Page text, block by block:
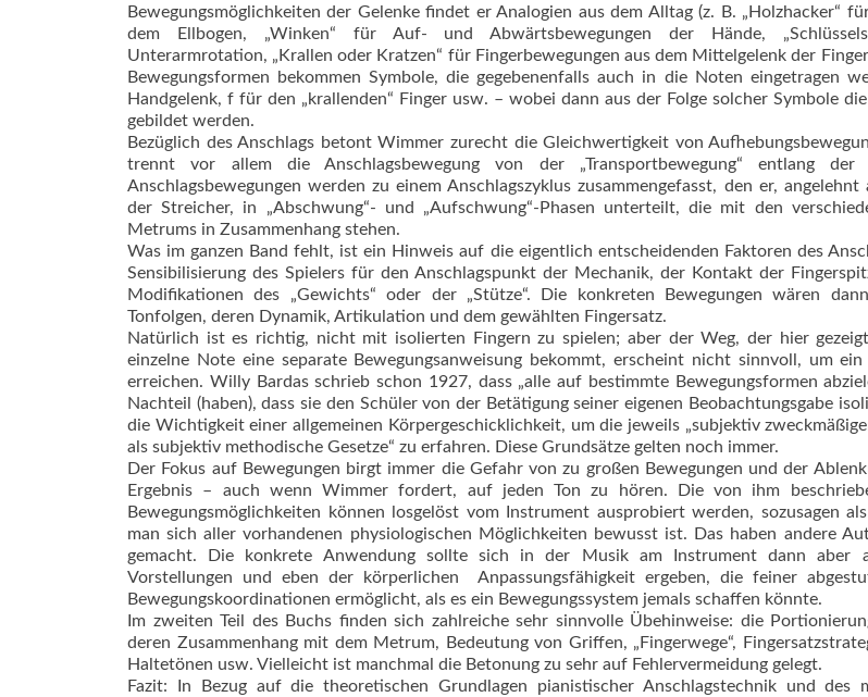
Bewegungsmöglichkeiten der Gelenke findet er Analogien aus dem Alltag (z. B. „Holzhacker“
dem Ellbogen, „Winken“ für Auf- und Abwärtsbewegungen der Hände,
Unterarmrotation, „Krallen oder Kratzen“ für Fingerbewegungen aus dem Mittelgelenk der
Bewegungsformen bekommen Symbole, die gegebenenfalls auch in die Noten eingetragen
Handgelenk, f für den „krallenden“ Finger usw. – wobei dann aus der Folge solcher Symbole
gebildet werden.
Bezüglich des Anschlags betont Wimmer zurecht die Gleichwertigkeit von
trennt vor allem die Anschlagsbewegung von der „Transportbewegung“ entlang der
Anschlagsbewegungen werden zu einem Anschlags­zyklus zusammengefasst, den er,
der Streicher, in „Abschwung“- und „Aufschwung“-Phasen unterteilt, die mit den
Metrums in Zusammenhang stehen.
Was im ganzen Band fehlt, ist ein Hinweis auf die eigentlich entscheidenden Faktoren des
Sensibilisierung des Spielers für den Anschlagspunkt der Mechanik, der Kontakt der
Modifikationen des „Gewichts“ oder der „Stütze“. Die konkreten Bewegungen wären
Tonfolgen, deren Dynamik, Artikulation und dem gewählten Fingersatz.
Natürlich ist es richtig, nicht mit isolierten Fingern zu spielen; aber der Weg, der hier
einzelne Note eine separate Bewegungsanweisung bekommt, erscheint nicht sinnvoll, um
erreichen. Willy Bardas schrieb schon 1927, dass „alle auf bestimmte Bewegungsformen
Nachteil (haben), dass sie den Schüler von der Betätigung seiner eigenen Beobachtungsgabe
die Wichtigkeit einer allgemeinen Körpergeschicklichkeit, um die jeweils „subjektiv
als subjektiv methodische Gesetze“ zu erfahren. Diese Grundsätze gelten noch immer.
Der Fokus auf Bewegungen birgt immer die Gefahr von zu großen Bewegungen und der
Ergebnis – auch wenn Wimmer fordert, auf jeden Ton zu hören. Die von ihm
Bewegungsmöglichkeiten können losgelöst vom Instrument ausprobiert werden, sozusagen
man sich aller vorhandenen physiologischen Möglichkeiten bewusst ist. Das haben andere
gemacht. Die konkrete Anwendung sollte sich in der Musik am Instrument dann aber
Vorstellungen und eben der körperlichen Anpassungsfähigkeit ergeben, die feiner
Bewegungskoordinationen ermöglicht, als es ein Bewegungssystem jemals schaffen könnte.
Im zweiten Teil des Buchs finden sich zahlreiche sehr sinnvolle Übehinweise: die
deren Zusammenhang mit dem Metrum, Bedeutung von Griffen, „Finger­wege“,
Haltetönen usw. Vielleicht ist manchmal die Betonung zu sehr auf Fehlervermeidung gelegt.
Fazit: In Bezug auf die theoretischen Grundlagen pianistischer Anschlagstechnik und des